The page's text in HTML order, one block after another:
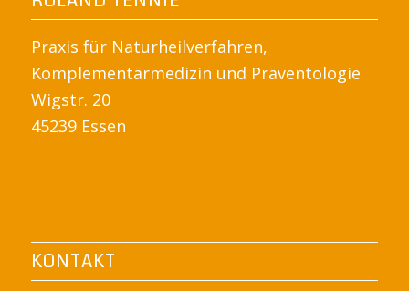
Praxis für Naturheilverfahren,
Komplementärmedizin und Präventologie
Wigstr. 20
45239 Essen
KONTAKT